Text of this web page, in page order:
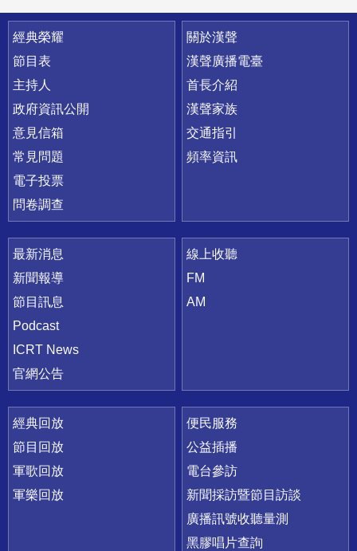
快速連結
經典榮耀
節目表
主持人
政府資訊公開
意見信箱
常見問題
電子投票
問卷調查
關於漢聲
漢聲廣播電臺
首長介紹
漢聲家族
交通指引
頻率資訊
最新消息
新聞報導
節目訊息
Podcast
ICRT News
官網公告
線上收聽
FM
AM
經典回放
節目回放
軍歌回放
軍樂回放
便民服務
公益插播
電台參訪
新聞採訪暨節目訪談
廣播訊號收聽量測
黑膠唱片查詢